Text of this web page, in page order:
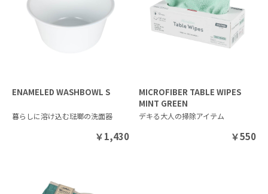
ENAMELED WASHBOWL S
暮らしに溶け込む琺瑯の洗面器
￥1,430
MICROFIBER TABLE WIPES
MINT GREEN
デキる大人の掃除アイテム
￥550